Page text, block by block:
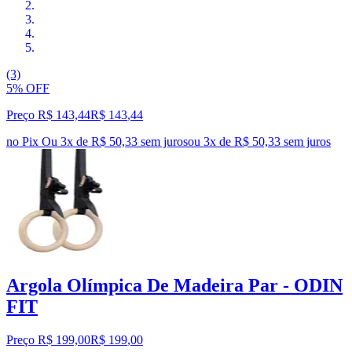
(3)
5% OFF
Preço R$ 143,44R$ 143,44
no Pix Ou 3x de R$ 50,33 sem jurosou 3x de R$ 50,33 sem juros
Argola Olímpica De Madeira Par - ODIN
FIT
Preço R$ 199,00R$ 199,00